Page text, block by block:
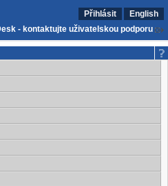
Přihlásit
English
- kontaktujte uživatelskou podporu